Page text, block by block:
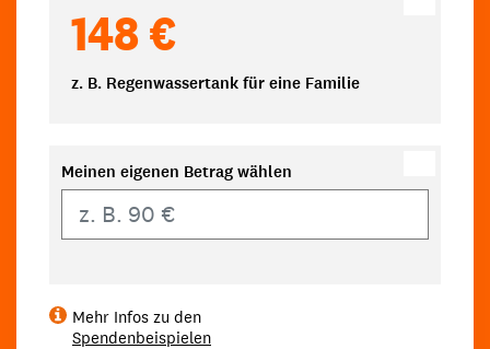
148 €
z. B. Regenwassertank für eine Familie
Meinen eigenen Betrag wählen
Mehr Infos zu den
Spendenbeispielen